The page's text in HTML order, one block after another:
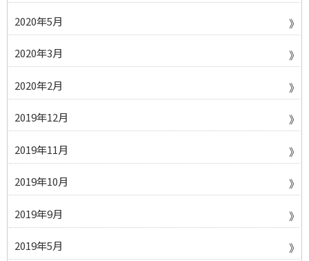
2020年5月
2020年3月
2020年2月
2019年12月
2019年11月
2019年10月
2019年9月
2019年5月